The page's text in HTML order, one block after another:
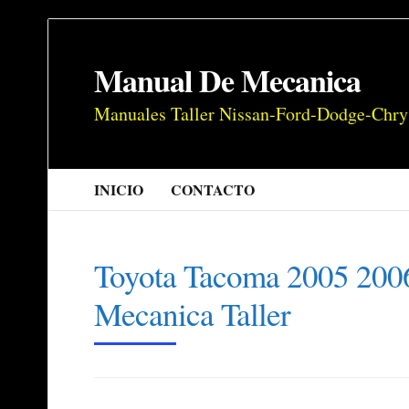
Manual De Mecanica
Manuales Taller Nissan-Ford-Dodge-
INICIO CONTACTO
Toyota Tacoma 2005
Mecanica Taller